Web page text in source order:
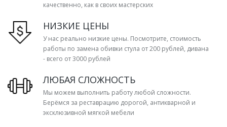
качественно, как в своих мастерских
НИЗКИЕ ЦЕНЫ
У нас реально низкие цены. Посмотрите, стоимость
работы по замена обивки стула от 200 рублей, дивана
- всего от 3000 рублей
ЛЮБАЯ СЛОЖНОСТЬ
Мы можем выполнить работу любой сложности.
Берёмся за реставрацию дорогой, антикварной и
эксклюзивной мягкой мебели